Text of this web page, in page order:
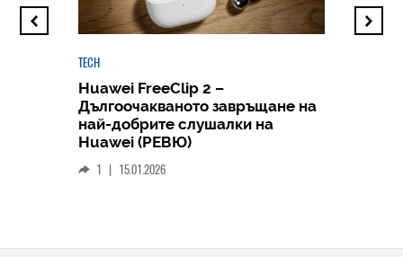
TECH
Huawei FreeClip 2 –
Дългоочакваното завръщане на
най-добрите слушалки на
Huawei (РЕВЮ)
1 | 15.01.2026